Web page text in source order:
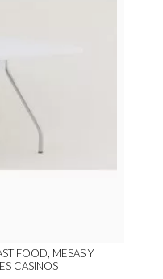
FOOD, MESAS Y
CASINOS